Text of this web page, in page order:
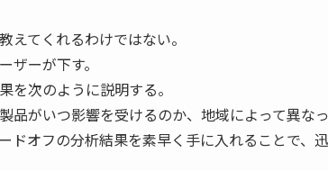
てくれるわけではない。
ザーが下す。
を次のように説明する。
品がいつ影響を受けるのか、地域によって異なっ
ドオフの分析結果を素早く手に入れることで、